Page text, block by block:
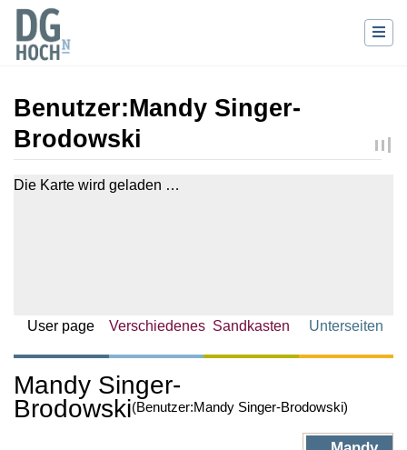
Benutzer:Mandy Singer-
Brodowski
Wechseln zu:Navigation
Die Karte wird geladen …
User page Verschiedenes Sandkasten Unterseiten
Mandy Singer-
Brodowski(Benutzer:Mandy Singer-Brodowski)